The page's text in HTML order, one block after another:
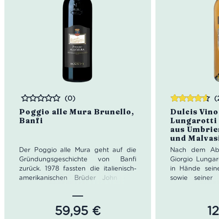
Poggio alle Mura Brunello,
Banfi
Bewertet
(0)
Der Poggio alle Mura geht auf die
Gründungsgeschichte von Banfi
zurück. 1978 fassten die italienisch-
amerikanischen Brüder John und
gemeinsames Weingut zu gründen.
Die beiden Brüder hatten von
Beginn an die Vorstellung eines
59,95 €
Dulcis
Lungarotti
aus
und
Nach dem
Giorgio
in Hände
sowie seiner
Severini
italienischen
Bewertet
mit4.50
von 5